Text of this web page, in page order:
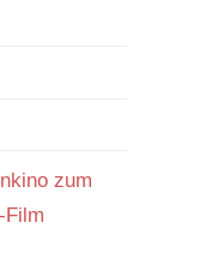
zum
Film